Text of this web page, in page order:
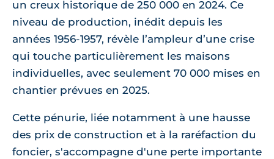
un creux historique de 250 000 en 2024. Ce
niveau de production, inédit depuis les
années 1956-1957, révèle l’ampleur d’une crise
qui touche particulièrement les maisons
individuelles, avec seulement 70 000 mises en
chantier prévues en 2025.
Cette pénurie, liée notamment à une hausse
des prix de construction et à la raréfaction du
foncier, s'accompagne d'une perte importante